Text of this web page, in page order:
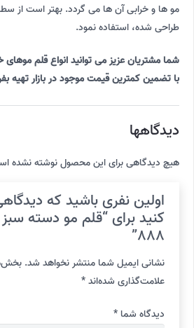
مو ها و خرابی آن ها می گردد. بهتر است از
طراحی شده، استفاده نمود.
شما مشتریان عزیز می توانید انواع قلم موهای
با تضمین کمترین قیمت موجود در بازار تهیه
دیدگاهها
هیچ دیدگاهی برای این محصول نوشته نشده
اولین نفری باشید که
888”
نشانی ایمیل شما منتشر نخواهد شد.
علامت‌گذاری شده‌اند*
دیدگاه شما *